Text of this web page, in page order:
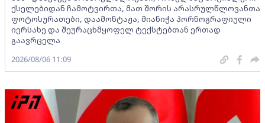
ქსელებიდან ჩამოტვირთა, მათ შორის არასრულწლოვანთა
ფოტოსურათები, დაამონტაჟა, მიანიჭა პორნოგრაფიული
იერსახე და შეურაცხმყოფელ ტექსტებთან ერთად
გაავრცელა
2026/08/06 11:09